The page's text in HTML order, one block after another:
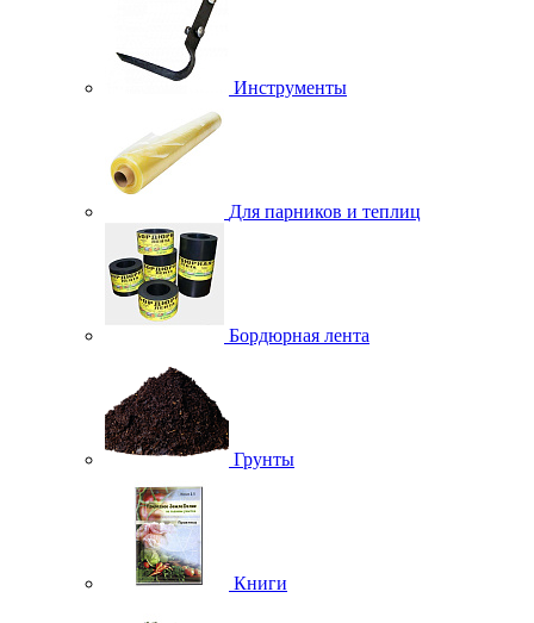
Инструменты
Для парников и теплиц
Бордюрная лента
Грунты
Книги